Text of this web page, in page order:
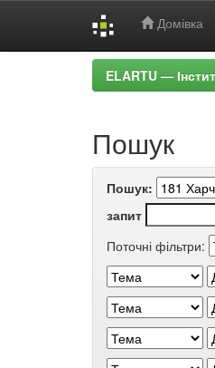
Домівка
ELARTU —
Пошук
Пошук:
запит
Поточні фільтри: